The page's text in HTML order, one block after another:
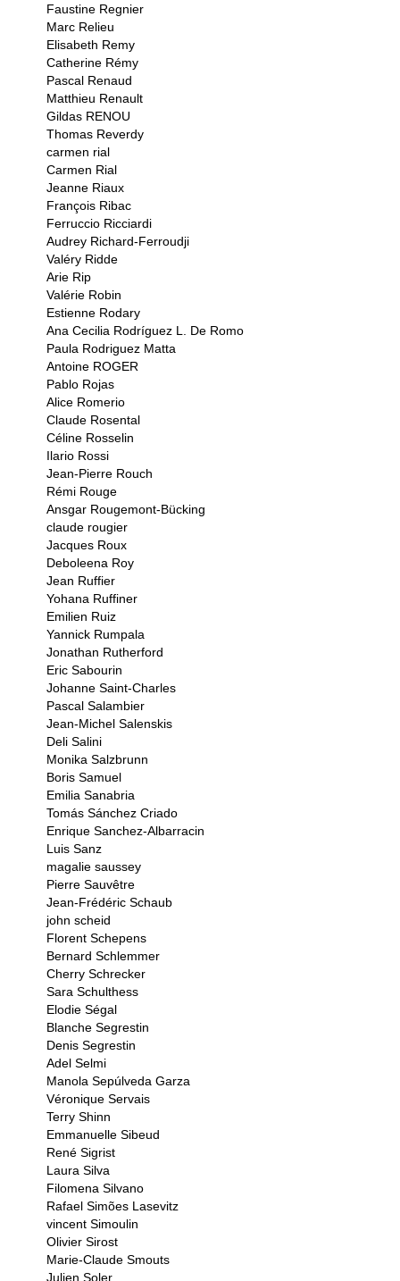
Faustine Regnier
Marc Relieu
Elisabeth Remy
Catherine Rémy
Pascal Renaud
Matthieu Renault
Gildas RENOU
Thomas Reverdy
carmen rial
Carmen Rial
Jeanne Riaux
François Ribac
Ferruccio Ricciardi
Audrey Richard-Ferroudji
Valéry Ridde
Arie Rip
Valérie Robin
Estienne Rodary
Ana Cecilia Rodríguez L. De Romo
Paula Rodriguez Matta
Antoine ROGER
Pablo Rojas
Alice Romerio
Claude Rosental
Céline Rosselin
Ilario Rossi
Jean-Pierre Rouch
Rémi Rouge
Ansgar Rougemont-Bücking
claude rougier
Jacques Roux
Deboleena Roy
Jean Ruffier
Yohana Ruffiner
Emilien Ruiz
Yannick Rumpala
Jonathan Rutherford
Eric Sabourin
Johanne Saint-Charles
Pascal Salambier
Jean-Michel Salenskis
Deli Salini
Monika Salzbrunn
Boris Samuel
Emilia Sanabria
Tomás Sánchez Criado
Enrique Sanchez-Albarracin
Luis Sanz
magalie saussey
Pierre Sauvêtre
Jean-Frédéric Schaub
john scheid
Florent Schepens
Bernard Schlemmer
Cherry Schrecker
Sara Schulthess
Elodie Ségal
Blanche Segrestin
Denis Segrestin
Adel Selmi
Manola Sepúlveda Garza
Véronique Servais
Terry Shinn
Emmanuelle Sibeud
René Sigrist
Laura Silva
Filomena Silvano
Rafael Simões Lasevitz
vincent Simoulin
Olivier Sirost
Marie-Claude Smouts
Julien Soler